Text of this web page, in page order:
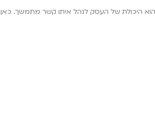
היכולת של העסק לנהל איתו קשר מתמשך. כאן